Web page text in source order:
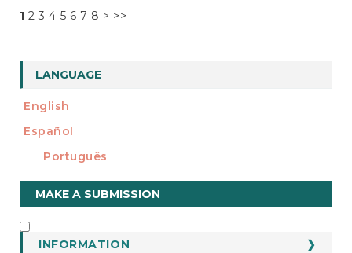
1 2 3 4 5 6 7 8 > >>
LANGUAGE
English
Español
Português
Make
a
Submission
MAKE A SUBMISSION
INFORMATION